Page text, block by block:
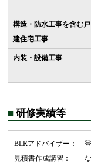
構造・防水工事を含む戸
建住宅工事
内装・設備工事
■研修実績等
BLRアドバイザー：
見積書作成講習：